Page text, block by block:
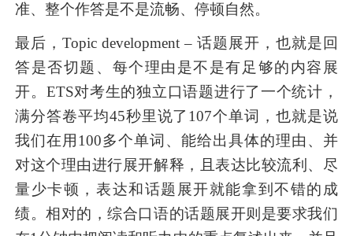
准、整个作答是不是流畅、停顿自然。
最后，Topic development – 话题展开，也就是回
答是否切题、每个理由是不是有足够的内容展
开。ETS对考生的独立口语题进行了一个统计，
满分答卷平均45秒里说了107个单词，也就是说
我们在用100多个单词、能给出具体的理由、并
对这个理由进行展开解释，且表达比较流利、尽
量少卡顿，表达和话题展开就能拿到不错的成
绩。相对的，综合口语的话题展开则是要求我们